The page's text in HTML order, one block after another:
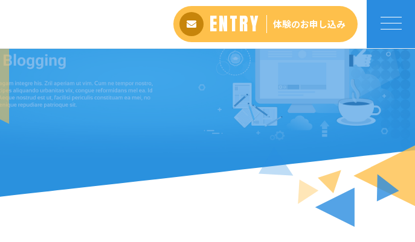
ENTRY 体験のお申し込み